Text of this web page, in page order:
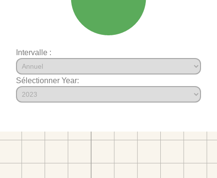
Intervalle :
Sélectionner Year: